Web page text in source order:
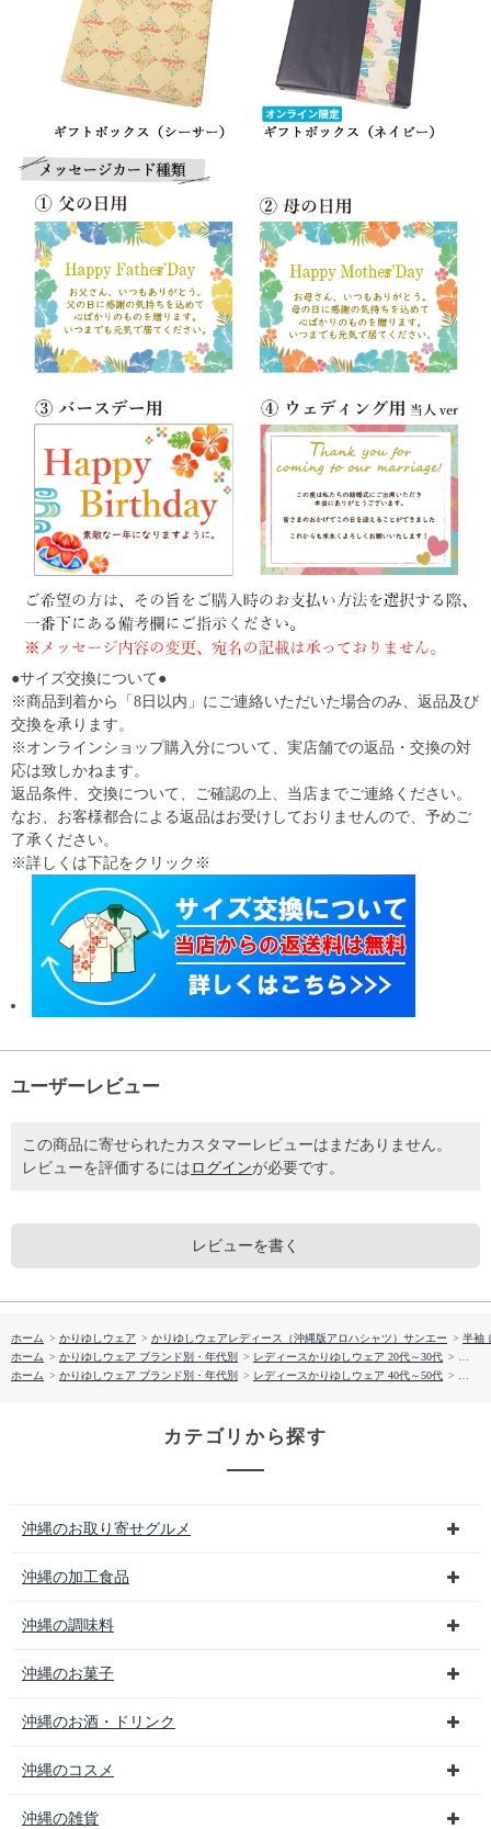
●サイズ交換について●
※商品到着から「8日以内」にご連絡いただいた場合のみ、返品及び
交換を承ります。
※オンラインショップ購入分について、実店舗での返品・交換の対
応は致しかねます。
返品条件、交換について、ご確認の上、当店までご連絡ください。
なお、お客様都合による返品はお受けしておりませんので、予めご
了承ください。
※詳しくは下記をクリック※
ユーザーレビュー
この商品に寄せられたカスタマーレビューはまだありません。
レビューを評価するには ログインが必要です。
レビューを書く
ホーム > かりゆしウェア > かりゆしウェアレディース（沖縄版アロハシャツ）サンエー > 半袖
ホーム > かりゆしウェア ブランド別・年代別 > レディースかりゆしウェア 20代～30代 >
【送
ホーム > かりゆしウェア ブランド別・年代別 > レディースかりゆしウェア 40代～50代 >
【送
カテゴリから探す
沖縄のお取り寄せグルメ
沖縄の加工食品
沖縄の調味料
沖縄のお菓子
沖縄のお酒・ドリンク
沖縄のコスメ
沖縄の雑貨